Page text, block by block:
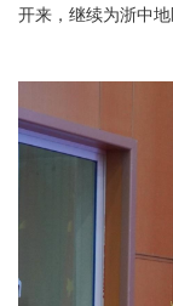
开来，继续为浙中